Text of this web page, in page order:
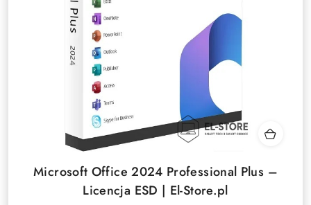
Microsoft Office 2024 Professional Plus –
Licencja ESD | El-Store.pl